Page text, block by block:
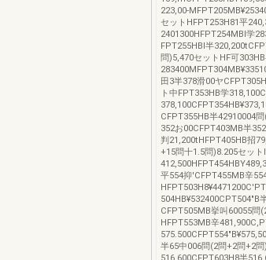
セットHFPT253H81平
2401300HFPT254MBl学
FPT255HBl半
問)5,470セットHF可
田3半378滑00ヤ
ト中FPT353HB学
CFPT355HB半42910004
352お00CFPT403MB半
判21,200tHFPT405HB招
+15問十1.5問)8.205セッ
平554抑'CFPT455MB辛
504HB¥532400CPT504"B
CFPT505MB挙叫60055問
HFPT553MB辛
半65中006問(2問+2問+2